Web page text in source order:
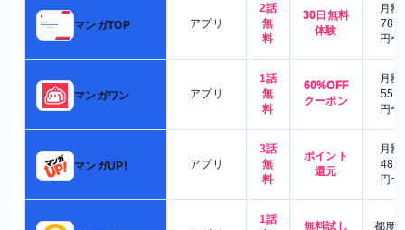
マンガTOP アプリ
2話
無
料
30日無料
体験
月額
780
円〜
マンガワン アプリ
1話
無
料
60%OFF
クーポン
月額
550
円〜
マンガUP! アプリ
3話
無
料
ポイント
還元
月額
480
円〜
1話
無料試し
都度